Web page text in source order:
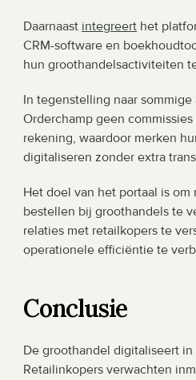
Daarnaast integreert het
CRM-software en
hun groothandelsactiviteiten
In tegenstelling naar
Orderchamp geen
rekening, waardoor merken
digitaliseren zonder extra
Het doel van het portaal is
bestellen bij groothandels te
relaties met retailkopers te
operationele efficiëntie te
Conclusie
De groothandel digitaliseert in
Retailinkopers verwachten